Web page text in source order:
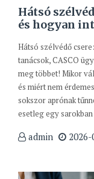
Hátsó
és hogyan
Hátsó szélvédő
tanácsok, CASCO
meg többet! Mikor
és miért nem
sokszor aprónak
esetleg egy
admin